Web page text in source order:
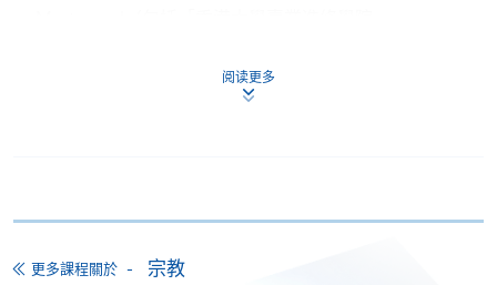
Mastercard卡持有人，如報讀課程滿港幣2,000元，可
享有十個月免息分期付款優惠，惟課程申請人必須為
大部份公開招生的課程（以先到先得形式報名）及個
網上使用「繳費靈」（不適用於手機）、VISA或
阅读更多
更多課程關於 宗教